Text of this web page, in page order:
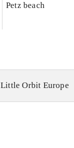
Petz beach
Little Orbit Europe